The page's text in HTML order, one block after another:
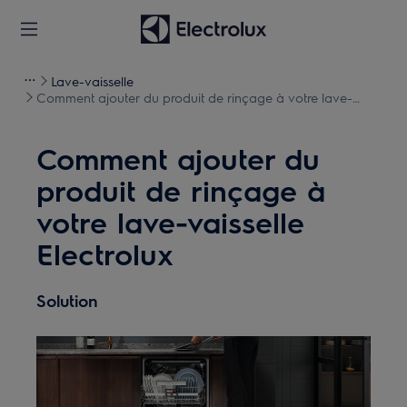
Lave-vaisselle
Comment ajouter du produit de rinçage à votre lave-
Comment ajouter du
produit de rinçage à
votre lave-vaisselle
Electrolux
Solution